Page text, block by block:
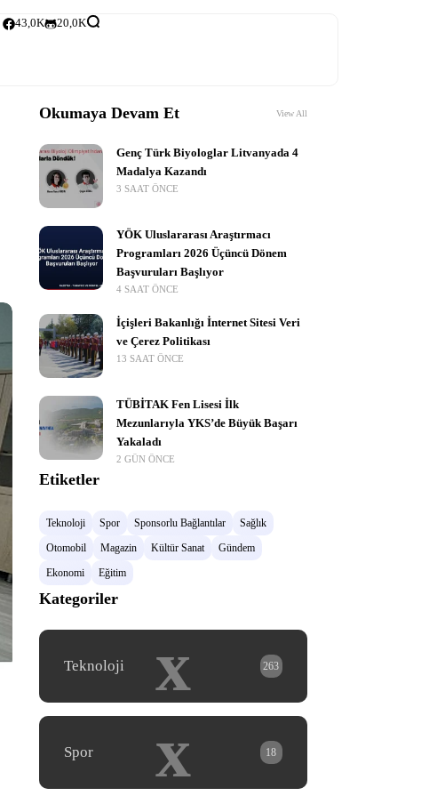
43,0K 20,0K
Okumaya Devam Et View All
Genç Türk Biyologlar Litvanyada 4
Madalya Kazandı
3 SAAT ÖNCE
YÖK Uluslararası Araştırmacı
Programları 2026 Üçüncü Dönem
Başvuruları Başlıyor
4 SAAT ÖNCE
İçişleri Bakanlığı İnternet Sitesi Veri
ve Çerez Politikası
13 SAAT ÖNCE
TÜBİTAK Fen Lisesi İlk
Mezunlarıyla YKS’de Büyük Başarı
Yakaladı
2 GÜN ÖNCE
Etiketler
Teknoloji Spor Sponsorlu Bağlantılar
Sağlık
Otomobil
Magazin Kültür Sanat
Gündem
Ekonomi
Eğitim
Kategoriler
x
Teknoloji 263
x
Spor 18